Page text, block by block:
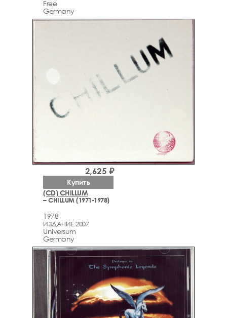
Free
Germany
(CD) CHILLUM
– CHILLUM (1971-1978)
1978
ИЗДАНИЕ 2007
Universum
Germany
2,625 ₽
Купить